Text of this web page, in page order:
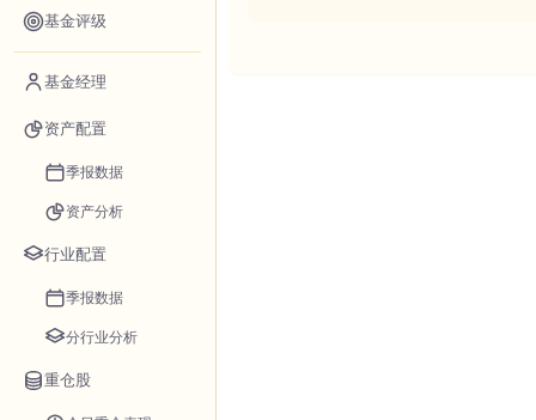
基金评级
基金经理
资产配置
季报数据
资产分析
行业配置
季报数据
分行业分析
重仓股